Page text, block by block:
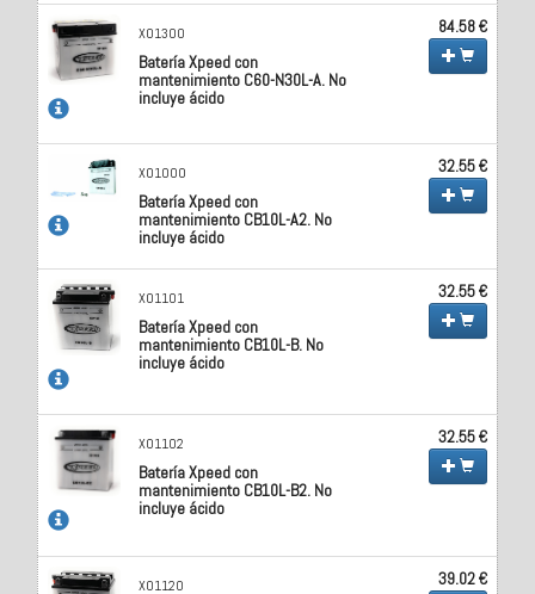
X01300
Batería Xpeed con
mantenimiento C60-N30L-A. No
incluye ácido
84.58 €
X01000
Batería Xpeed con
mantenimiento CB10L-A2. No
incluye ácido
32.55 €
X01101
Batería Xpeed con
mantenimiento CB10L-B. No
incluye ácido
32.55 €
X01102
Batería Xpeed con
mantenimiento CB10L-B2. No
incluye ácido
32.55 €
X01120 39.02 €